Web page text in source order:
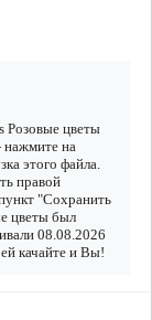
Розовые цветы
нажмите на
этого файла.
правой
"Сохранить
цветы был
08.08.2026
качайте и Вы!